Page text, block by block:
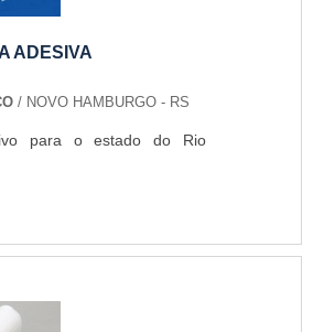
ADESIVA
/ NOVO HAMBURGO - RS
para o estado do Rio